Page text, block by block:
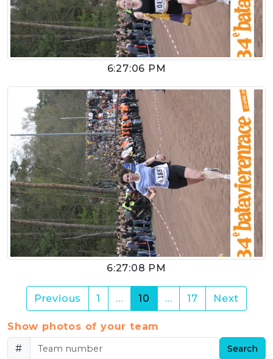
6:27:06 PM
6:27:08 PM
Previous 1 … 10 (current)
… 17 Next
Show photos of your team
#
Search